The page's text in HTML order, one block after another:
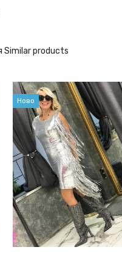
Similar products
Ново